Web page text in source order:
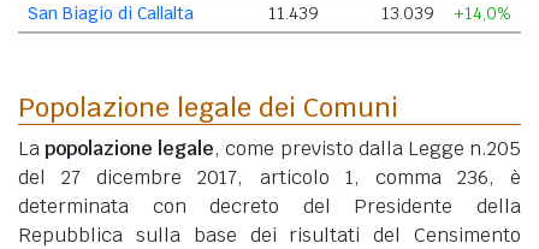
San Biagio di Callalta
11.439 13.039 +14,0%
Popolazione legale dei Comuni
Lapopolazione legale, come previsto dalla Legge n.205
del 27 dicembre 2017, articolo 1, comma 236, è
determinata con decreto del Presidente della
Repubblica sulla base dei risultati del Censimento